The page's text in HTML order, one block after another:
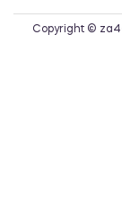
Copyright ©